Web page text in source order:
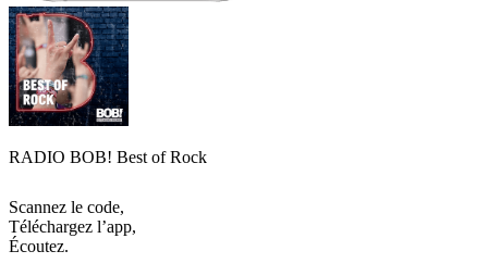
RADIO BOB! Best of Rock
Scannez le code,
Téléchargez l’app,
Écoutez.